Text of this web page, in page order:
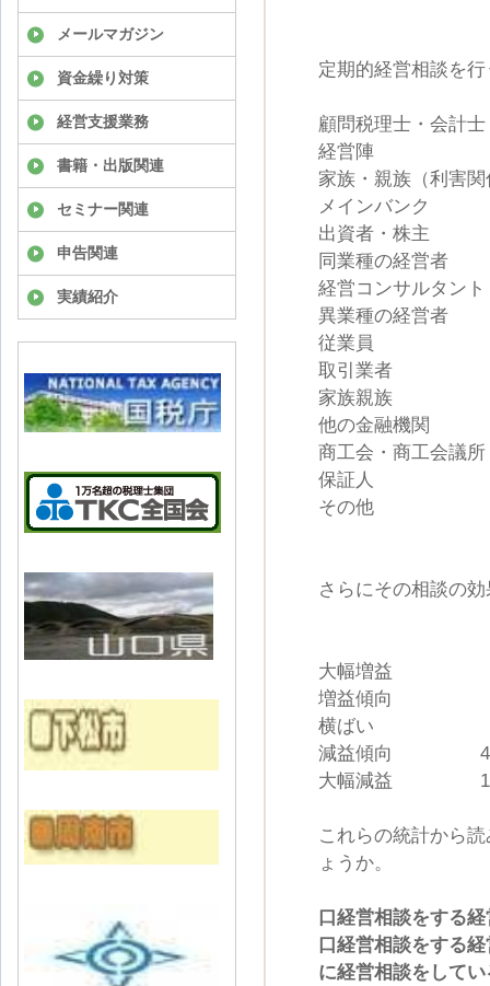
メールマガジン
資金繰り対策
経営支援業務
書籍・出版関連
セミナー関連
申告関連
実績紹介
定期的経営相談を
顧問税理士・
経営陣
家族・親族（利
メインバ
出資者・
同業種の経
経営コンサ
異業種の経
従業員
取引業
家族親
他の金融
商工会・商
保証
その
さらにその相談の
大幅
増益
横ば
減益傾
大幅減
これらの統計から
ょうか。
口経営相談をする
口経営相談をする
に経営相談をして